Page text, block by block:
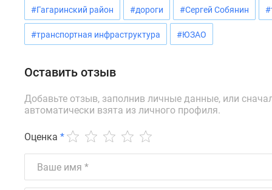
Реклама
Машино-
#траншевая
ипотека
Квартиры
скидками
#Гагаринский район #дороги #Сергей Собянин
#транспортная инфраструктура #ЮЗАО
Оставить отзыв
Добавьте отзыв, заполнив личные данные, или
автоматически взята из личного профиля.
Оценка *